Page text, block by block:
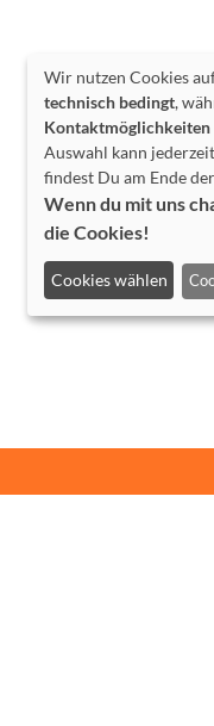
Wir nutzen Cookies
technisch bedingt,
Kontaktmöglichkeiten
Auswahl kann
findest Du am Ende
Wenn du mit uns
die Cookies!
Cookies wählen